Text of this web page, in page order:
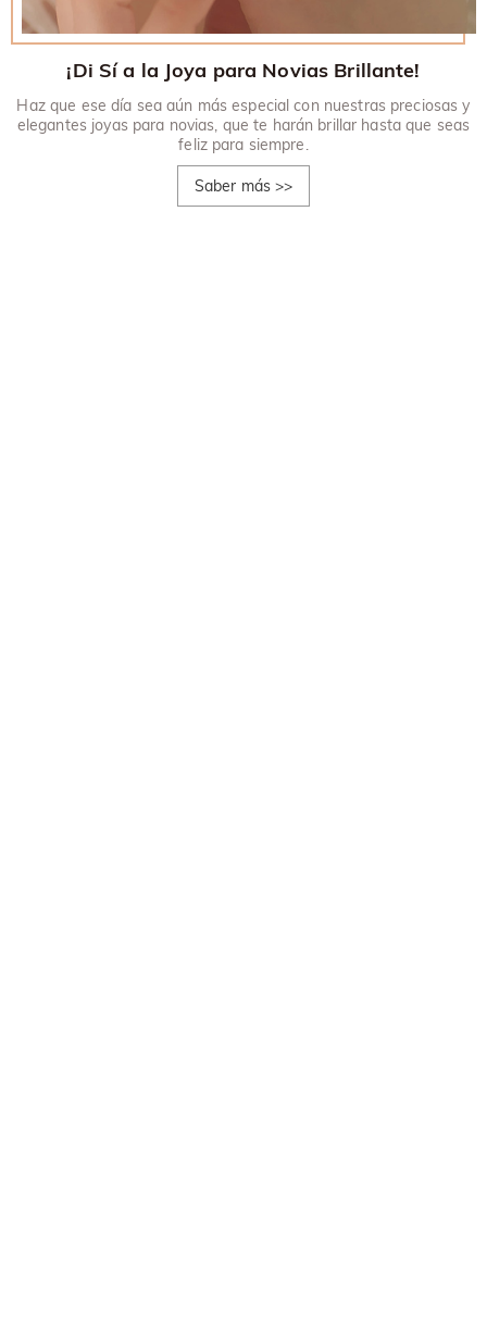
¡Di Sí a la Joya para Novias Brillante!
Haz que ese día sea aún más especial con nuestras preciosas y
elegantes joyas para novias, que te harán brillar hasta que seas
feliz para siempre.
Saber más>>